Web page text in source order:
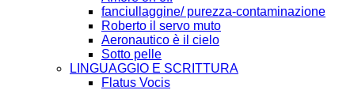
fanciullaggine/ purezza-contaminazione
Roberto il servo muto
Aeronautico è il cielo
Sotto pelle
LINGUAGGIO E SCRITTURA
Flatus Vocis